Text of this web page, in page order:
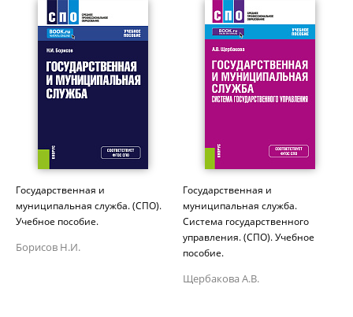
Государственная и
муниципальная служба. (СПО).
Учебное пособие.
Борисов Н.И.
Государственная и
муниципальная служба.
Система государственного
управления. (СПО). Учебное
пособие.
Щербакова А.В.